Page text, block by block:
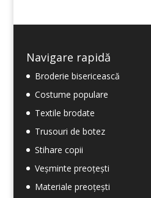
Navigare rapidă
Broderie bisericească
Costume populare
Textile brodate
Trusouri de botez
Stihare copii
Veșminte preoțești
Materiale preoțești